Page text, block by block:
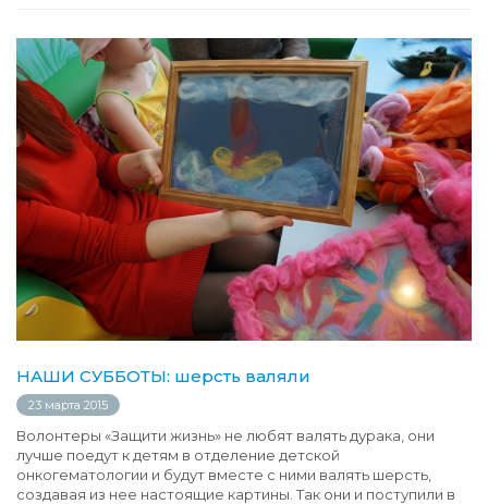
НАШИ СУББОТЫ: шерсть валяли
23 марта 2015
Волонтеры «Защити жизнь» не любят валять дурака, они
лучше поедут к детям в отделение детской
онкогематологии и будут вместе с ними валять шерсть,
создавая из нее настоящие картины. Так они и поступили в